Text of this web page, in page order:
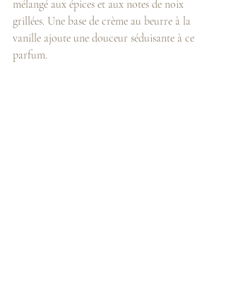
mélangé aux épices et aux notes de noix
grillées. Une base de crème au beurre à la
vanille ajoute une douceur séduisante à ce
parfum.